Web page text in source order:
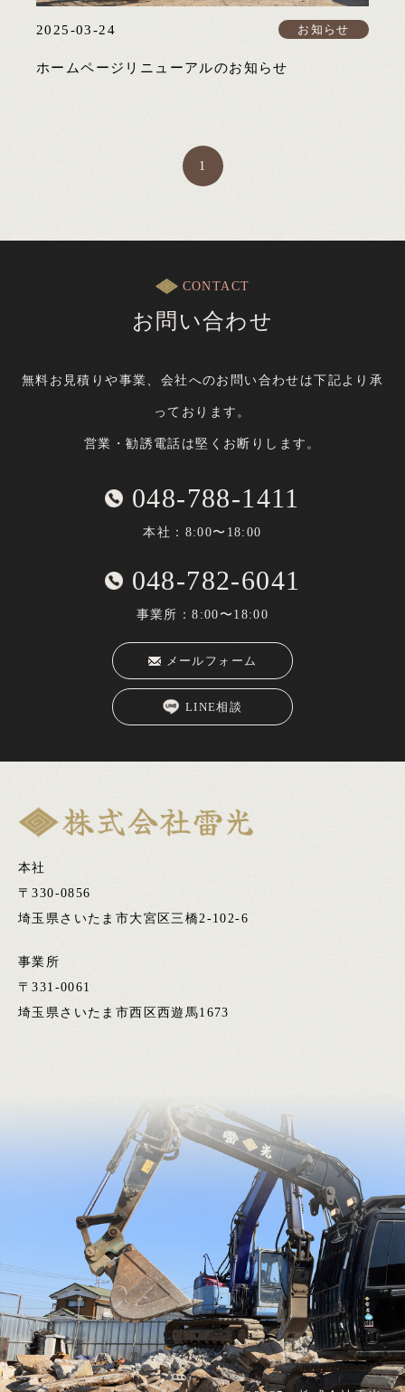
2025-03-24 お知らせ
ホームページリニューアルのお知らせ
1
CONTACT
お問い合わせ
無料お見積りや事業、会社へのお問い合わせは下記より承
っております。
営業・勧誘電話は堅くお断りします。
048-788-1411
本社：8:00〜18:00
048-782-6041
事業所：8:00〜18:00
メールフォーム
LINE相談
本社
〒330-0856
​​​​​​​​​​​​​​埼玉県さいたま市大宮区三橋2-102-6
事業所
〒331-0061
​​​​​​​​​​​​​​埼玉県さいたま市西区西遊馬1673